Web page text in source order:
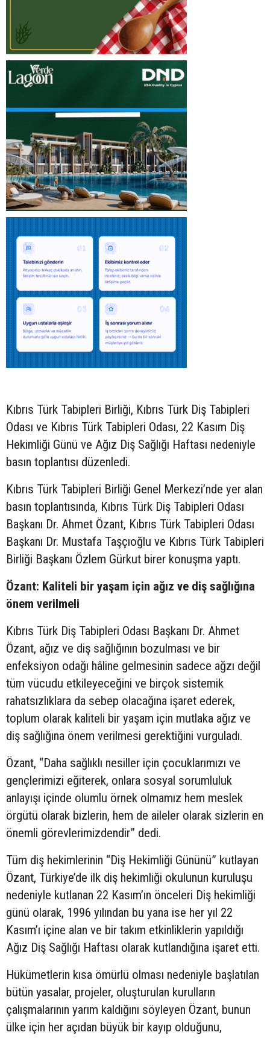
Kıbrıs Türk Tabipleri Birliği, Kıbrıs Türk Diş Tabipleri
Odası ve Kıbrıs Türk Tabipleri Odası, 22 Kasım Diş
Hekimliği Günü ve Ağız Diş Sağlığı Haftası nedeniyle
basın toplantısı düzenledi.
Kıbrıs Türk Tabipleri Birliği Genel Merkezi’nde yer alan
basın toplantısında, Kıbrıs Türk Diş Tabipleri Odası
Başkanı Dr. Ahmet Özant, Kıbrıs Türk Tabipleri Odası
Başkanı Dr. Mustafa Taşçıoğlu ve Kıbrıs Türk Tabipleri
Birliği Başkanı Özlem Gürkut birer konuşma yaptı.
Özant: Kaliteli bir yaşam için ağız ve diş sağlığına
önem verilmeli
Kıbrıs Türk Diş Tabipleri Odası Başkanı Dr. Ahmet
Özant, ağız ve diş sağlığının bozulması ve bir
enfeksiyon odağı hâline gelmesinin sadece ağzı değil
tüm vücudu etkileyeceğini ve birçok sistemik
rahatsızlıklara da sebep olacağına işaret ederek,
toplum olarak kaliteli bir yaşam için mutlaka ağız ve
diş sağlığına önem verilmesi gerektiğini vurguladı.
Özant, “Daha sağlıklı nesiller için çocuklarımızı ve
gençlerimizi eğiterek, onlara sosyal sorumluluk
anlayışı içinde olumlu örnek olmamız hem meslek
örgütü olarak bizlerin, hem de aileler olarak sizlerin en
önemli görevlerimizdendir” dedi.
Tüm diş hekimlerinin “Diş Hekimliği Gününü” kutlayan
Özant, Türkiye’de ilk diş hekimliği okulunun kuruluşu
nedeniyle kutlanan 22 Kasım’ın önceleri Diş hekimliği
günü olarak, 1996 yılından bu yana ise her yıl 22
Kasım’ı içine alan ve bir takım etkinliklerin yapıldığı
Ağız Diş Sağlığı Haftası olarak kutlandığına işaret etti.
Hükümetlerin kısa ömürlü olması nedeniyle başlatılan
bütün yasalar, projeler, oluşturulan kurulların
çalışmalarının yarım kaldığını söyleyen Özant, bunun
ülke için her açıdan büyük bir kayıp olduğunu,